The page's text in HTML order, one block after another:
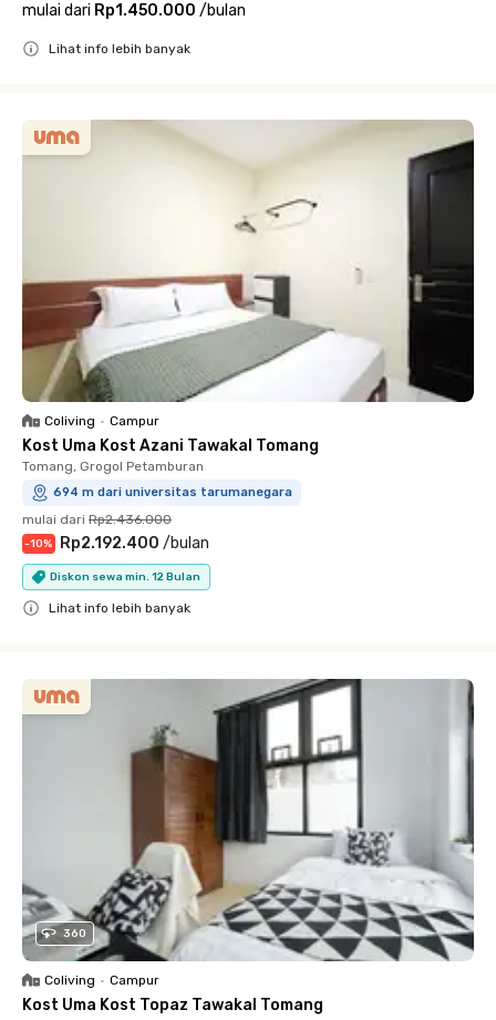
mulai dari Rp1.450.000 /bulan
Lihat info lebih banyak
Coliving • Campur
Kost Uma Kost Azani Tawakal Tomang
Tomang, Grogol Petamburan
694 m dari universitas tarumanegara
mulai dari Rp2.436.000
-10% Rp2.192.400 /bulan
Diskon sewa min. 12 Bulan
Lihat info lebih banyak
360
Coliving • Campur
Kost Uma Kost Topaz Tawakal Tomang